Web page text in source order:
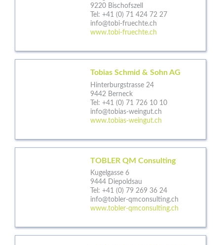
9220 Bischofszell
Tel: +41 (0) 71 424 72 27
info@tobi-fruechte.ch
www.tobi-fruechte.ch
Tobias Schmid & Sohn AG
Hinterburgstrasse 24
9442 Berneck
Tel: +41 (0) 71 726 10 10
info@tobias-weingut.ch
www.tobias-weingut.ch
TOBLER QM Consulting
Kugelgasse 6
9444 Diepoldsau
Tel: +41 (0) 79 269 36 24
info@tobler-qmconsulting.ch
www.tobler-qmconsulting.ch